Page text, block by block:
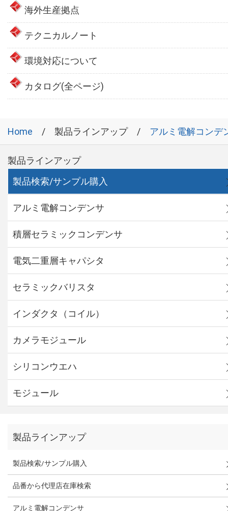
海外生産拠点
テクニカルノート
環境対応について
カタログ(全ページ)
Home 製品ラインアップ アルミ電解コンデ
製品ラインアップ
製品検索/サンプル購入
アルミ電解コンデンサ
積層セラミックコンデンサ
電気二重層キャパシタ
セラミックバリスタ
インダクタ（コイル）
カメラモジュール
シリコンウエハ
モジュール
製品ラインアップ
製品検索/サンプル購入
品番から代理店在庫検索
アルミ電解コンデンサ